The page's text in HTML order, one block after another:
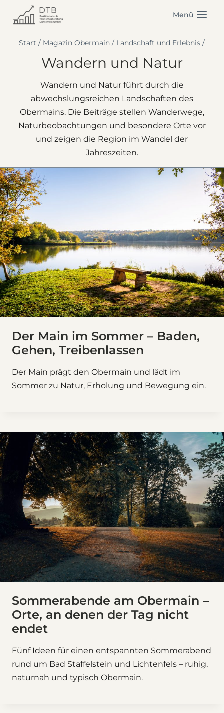
Inhalt
springen
Menü
Start / Magazin Obermain / Landschaft und Erlebnis /
Wandern und Natur
Wandern und Natur führt durch die
abwechslungsreichen Landschaften des
Obermains. Die Beiträge stellen Wanderwege,
Naturbeobachtungen und besondere Orte vor
und zeigen die Region im Wandel der
Jahreszeiten.
Der Main im Sommer – Baden,
Gehen, Treibenlassen
Der Main prägt den Obermain und lädt im
Sommer zu Natur, Erholung und Bewegung ein.
Sommerabende am Obermain –
Orte, an denen der Tag nicht
endet
Fünf Ideen für einen entspannten Sommerabend
rund um Bad Staffelstein und Lichtenfels – ruhig,
naturnah und typisch Obermain.